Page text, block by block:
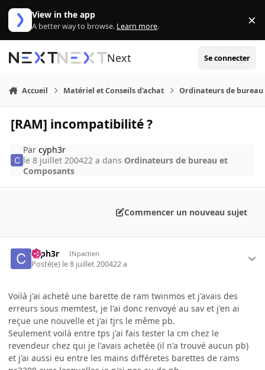
Aller au contenu
View in the app
A better way to browse. Learn more. ×
Next Se connecter
Accueil Matériel et Conseils d'achat Ordinateurs de bureau
[RAM] incompatibilité ?
Parcyph3r
le 8 juillet 200422 a dans Ordinateurs de bureau et
Composants
Commencer un nouveau sujet
cyph3r INpactien
Posté(e) le 8 juillet 200422 a
Voilà j'ai acheté une barette de ram twinmos et j'avais des
erreurs sous memtest, je l'ai donc renvoyé au sav et j'en ai
reçue une nouvelle et j'ai tjrs le même pb.
Seulement voilà entre tps j'ai fais tester la cm chez le
revendeur chez qui je l'avais achetée (il n'a trouvé aucun pb)
et j'ai aussi eu entre les mains différetes barettes de rams